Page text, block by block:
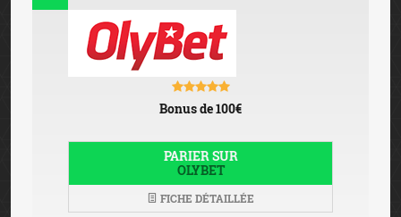
Bonus de 100€
PARIER SUR
OLYBET
FICHE DÉTAILLÉE